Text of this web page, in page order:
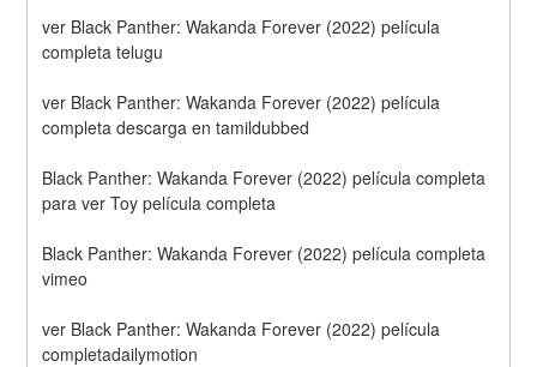
ver Black Panther: Wakanda Forever (2022) película
completa telugu
ver Black Panther: Wakanda Forever (2022) película
completa descarga en tamildubbed
Black Panther: Wakanda Forever (2022) película completa
para ver Toy película completa
Black Panther: Wakanda Forever (2022) película completa
vimeo
ver Black Panther: Wakanda Forever (2022) película
completadailymotion